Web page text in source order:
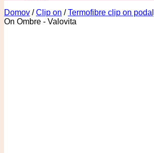
Domov / Clip on / Termofibre clip on
On Ombre - Valovita